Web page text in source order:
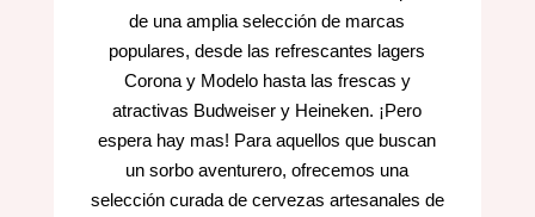
de una amplia selección de marcas
populares, desde las refrescantes lagers
Corona y Modelo hasta las frescas y
atractivas Budweiser y Heineken. ¡Pero
espera hay mas! Para aquellos que buscan
un sorbo aventurero, ofrecemos una
selección curada de cervezas artesanales de